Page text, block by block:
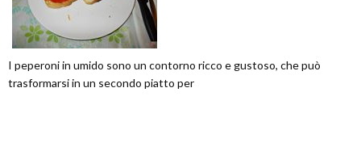
I peperoni in umido sono un contorno ricco e gustoso, che può
trasformarsi in un secondo piatto per